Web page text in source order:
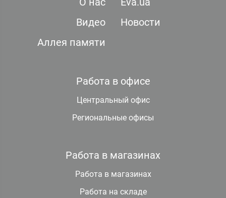
Видео
Новости
Аллея памяти
Работа в офисе
Центральный офис
Региональные офисы
Работа в магазинах
Работа в магазинах
Работа на складе